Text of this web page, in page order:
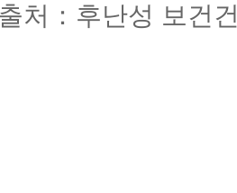
처：후난성 보건